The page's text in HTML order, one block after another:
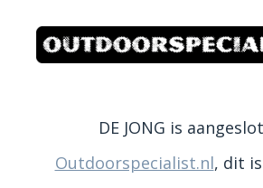
DE JONG is
Outdoorspecialist.nl, dit